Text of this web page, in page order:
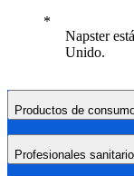
Napster
Unido.
Productos de
Profesionales